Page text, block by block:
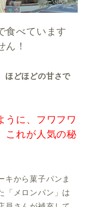
食べています
！
ほどほどの甘さで
うに、フワフワ
これが人気の秘
キから菓子パンま
「メロンパン」は